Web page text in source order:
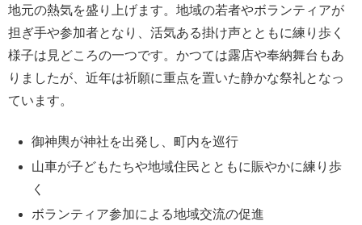
地元の熱気を盛り上げます。地域の若者やボランティアが
担ぎ手や参加者となり、活気ある掛け声とともに練り歩く
様子は見どころの一つです。かつては露店や奉納舞台もあ
りましたが、近年は祈願に重点を置いた静かな祭礼となっ
ています。
御神輿が神社を出発し、町内を巡行
山車が子どもたちや地域住民とともに賑やかに練り歩
く
ボランティア参加による地域交流の促進